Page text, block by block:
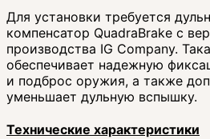
Для установки требуется
компенсатор QuadraBrake с
производства IG Company.
обеспечивает надежную
и подброс оружия, а также
уменьшает дульную вспышку.
Технические характеристики